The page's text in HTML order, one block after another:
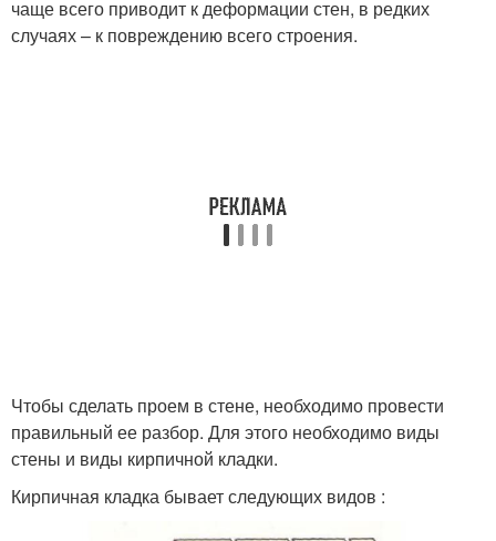
чаще всего приводит к деформации стен, в редких
случаях – к повреждению всего строения.
Чтобы сделать проем в стене, необходимо провести
правильный ее разбор. Для этого необходимо виды
стены и виды кирпичной кладки.
Кирпичная кладка бывает следующих видов :